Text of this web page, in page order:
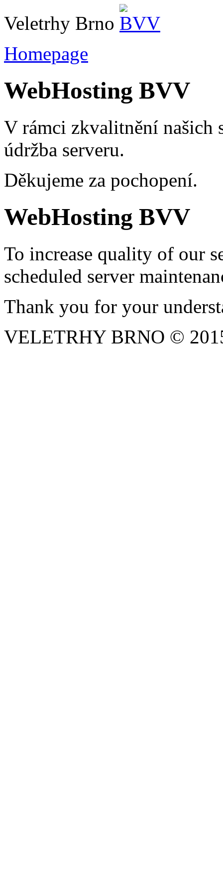
Veletrhy Brno
Homepage
WebHosting BVV
V rámci zkvalitnění našich
údržba serveru.
Děkujeme za pochopení.
WebHosting BVV
To increase quality of our
scheduled server
Thank you for your
VELETRHY BRNO ©